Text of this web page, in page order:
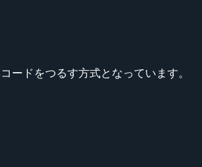
ードをつるす方式となっています。